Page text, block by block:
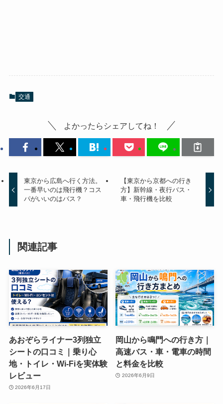
交通
よかったらシェアしてね！
東京から広島へ行く方法。
一番早いのは飛行機？コス
パがいいのはバス？
【東京から京都への行き
方】新幹線・夜行バス・
車・飛行機を比較
関連記事
あおぞらライナー3列独立
シートの口コミ｜乗り心
地・トイレ・Wi-Fiを実体験
レビュー
2026年6月17日
岡山から鳴門への行き方｜
高速バス・車・電車の時間
と料金を比較
2026年6月9日